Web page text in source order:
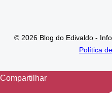
© 2026 Blog do Edivaldo -
Política
Compartilhar